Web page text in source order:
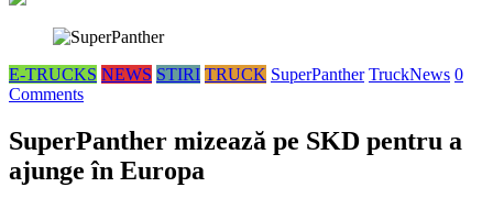
E-TRUCKS NEWS STIRI TRUCK SuperPanther TruckNews 0
Comments
SuperPanther mizează pe SKD pentru a
ajunge în Europa